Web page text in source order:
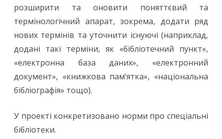
справу»
роботі
розширити та оновити поняттєвий та
термінологічний апарат, зокрема, додати ряд
нових термінів та уточнити існуючі (наприклад,
додані такі терміни, як «бібліотечний пункт»,
«електронна база даних», «електронний
документ», «книжкова пам’ятка», «національна
бібліографія» тощо).
У проекті конкретизовано норми про спеціальні
бібліотеки.